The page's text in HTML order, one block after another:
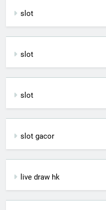
slot
slot
slot
slot gacor
live draw hk